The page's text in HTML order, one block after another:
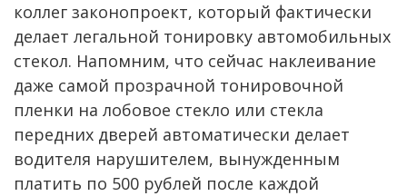
коллег законопроект, который фактически
делает легальной тонировку автомобильных
стекол. Напомним, что сейчас наклеивание
даже самой прозрачной тонировочной
пленки на лобовое стекло или стекла
передних дверей автоматически делает
водителя нарушителем, вынужденным
платить по 500 рублей после каждой